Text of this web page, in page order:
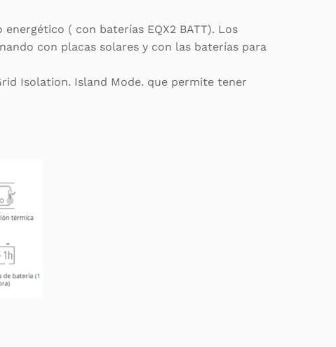
( con baterías EQX2 BATT). Los
con placas solares y con las baterías para
Isolation. Island Mode. que permite tener